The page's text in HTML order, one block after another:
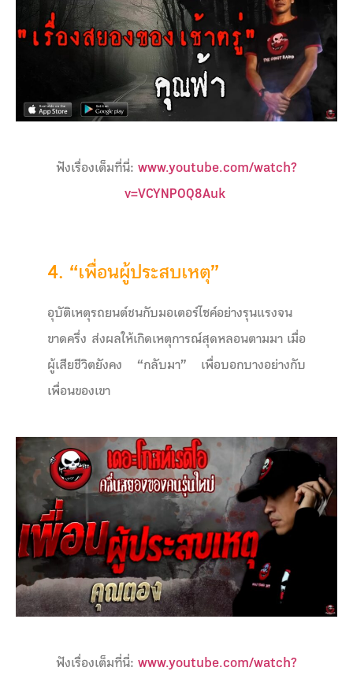
ฟังเรื่องเต็มที่นี่: www.youtube.com/watch?
v=VCYNPOQ8Auk
4. “เพื่อนผู้ประสบเหตุ”
อุบัติเหตุรถยนต์ชนกับมอเตอร์ไซค์อย่างรุนแรงจน
ขาดครึ่ง ส่งผลให้เกิดเหตุการณ์สุดหลอนตามมา เมื่อ
ผู้เสียชีวิตยังคง “กลับมา” เพื่อบอกบางอย่างกับ
เพื่อนของเขา
ฟังเรื่องเต็มที่นี่: www.youtube.com/watch?